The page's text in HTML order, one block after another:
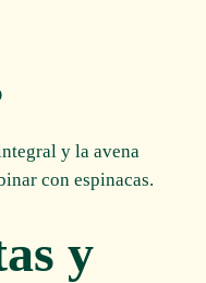
y la avena
con espinacas.
y